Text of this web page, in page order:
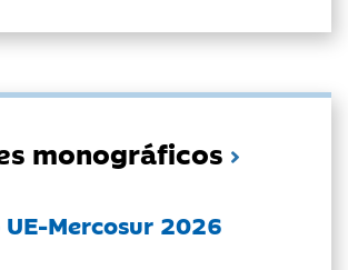
monográficos
Mercosur 2026